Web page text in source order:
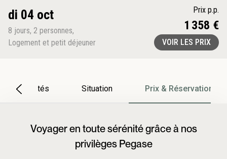
di 04 oct
8 jours, 2 personnes,
Logement et petit déjeuner
Prix p.p.
1 358 €
VOIR LES PRIX
Particularités Situation Prix & Réservation
Voyager en toute sérénité grâce à nos
privilèges Pegase